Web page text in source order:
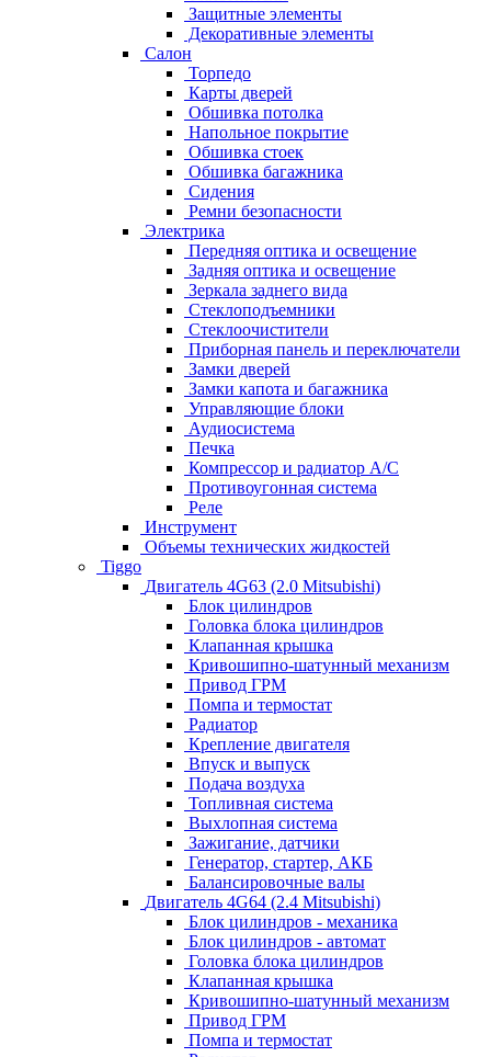
Защитные элементы
Декоративные элементы
Салон
Торпедо
Карты дверей
Обшивка потолка
Напольное покрытие
Обшивка стоек
Обшивка багажника
Сидения
Ремни безопасности
Электрика
Передняя оптика и освещение
Задняя оптика и освещение
Зеркала заднего вида
Стеклоподъемники
Стеклоочистители
Приборная панель и переключатели
Замки дверей
Замки капота и багажника
Управляющие блоки
Аудиосистема
Печка
Компрессор и радиатор А/C
Противоугонная система
Реле
Инструмент
Объемы технических жидкостей
Tiggo
Двигатель 4G63 (2.0 Mitsubishi)
Блок цилиндров
Головка блока цилиндров
Клапанная крышка
Кривошипно-шатунный механизм
Привод ГРМ
Помпа и термостат
Радиатор
Крепление двигателя
Впуск и выпуск
Подача воздуха
Топливная система
Выхлопная система
Зажигание, датчики
Генератор, стартер, АКБ
Балансировочные валы
Двигатель 4G64 (2.4 Mitsubishi)
Блок цилиндров - механика
Блок цилиндров - автомат
Головка блока цилиндров
Клапанная крышка
Кривошипно-шатунный механизм
Привод ГРМ
Помпа и термостат